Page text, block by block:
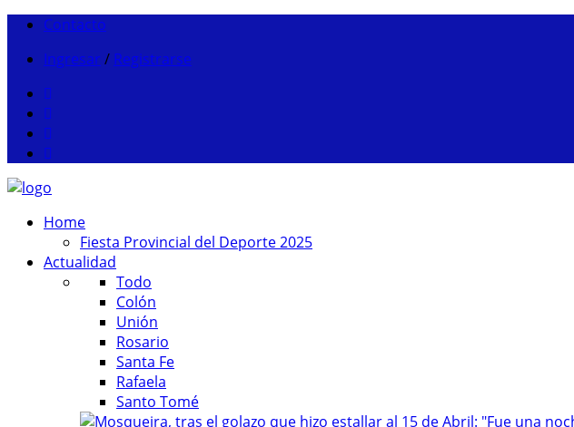
Contacto
Ingresar / Registrarse
Home
Fiesta Provincial del Deporte 2025
Actualidad
Todo
Colón
Unión
Rosario
Santa Fe
Rafaela
Santo Tomé